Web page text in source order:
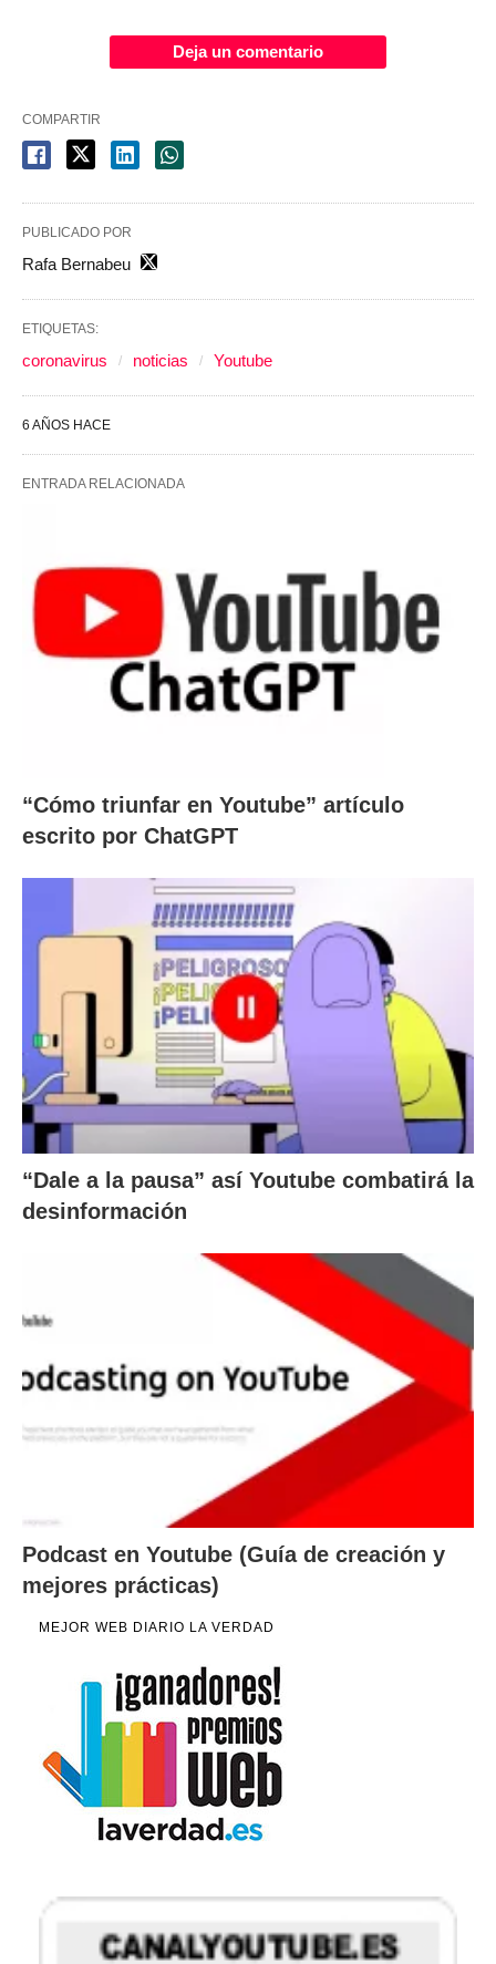
Deja un comentario
COMPARTIR
PUBLICADO POR
Rafa Bernabeu
ETIQUETAS:
coronavirus noticias Youtube
6 AÑOS HACE
ENTRADA RELACIONADA
“Cómo triunfar en Youtube” artículo
escrito por ChatGPT
“Dale a la pausa” así Youtube combatirá la
desinformación
Podcast en Youtube (Guía de creación y
mejores prácticas)
MEJOR WEB DIARIO LA VERDAD